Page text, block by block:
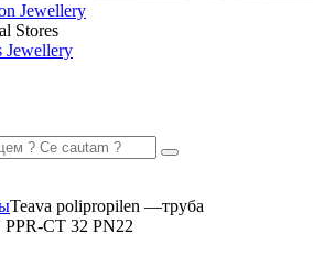
Jewellery
Stores
Jewellery
Teava polipropilen —труба
CT 32 PN22